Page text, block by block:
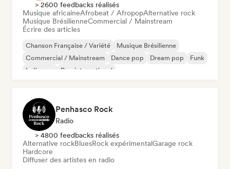
> 2600 feedbacks réalisés
Musique africaineAfrobeat / AfropopAlternative rock
Musique BrésilienneCommercial / Mainstream
Écrire des articles
Chanson Française / Variété
Musique Brésilienne
Commercial / Mainstream
Dance pop Dream pop
Funk
Indie pop
Pop international
Penhasco Rock
Radio
> 4800 feedbacks réalisés
Alternative rockBluesRock expérimentalGarage rock
Hardcore
Diffuser des artistes en radio